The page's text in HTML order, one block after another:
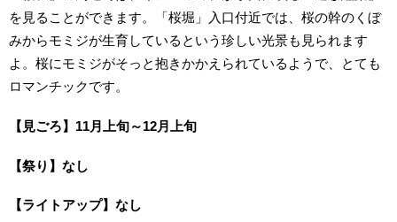
を見ることができます。「桜堀」入口付近では、桜の幹のくぼ
みからモミジが生育しているという珍しい光景も見られます
よ。桜にモミジがそっと抱きかかえられているようで、とても
ロマンチックです。
【見ごろ】11月上旬～12月上旬
【祭り】なし
【ライトアップ】なし